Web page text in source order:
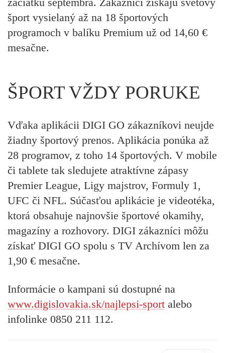
šport vysielaný až na 18 športových
programoch v balíku Premium už od 14,60 €
mesačne.
ŠPORT VŽDY PORUKE
Vďaka aplikácii DIGI GO zákazníkovi neujde
žiadny športový prenos. Aplikácia ponúka až
28 programov, z toho 14 športových. V mobile
či tablete tak sledujete atraktívne zápasy
Premier League, Ligy majstrov, Formuly 1,
UFC či NFL. Súčasťou aplikácie je videotéka,
ktorá obsahuje najnovšie športové okamihy,
magazíny a rozhovory. DIGI zákazníci môžu
získať DIGI GO spolu s TV Archívom len za
1,90 € mesačne.
Informácie o kampani sú dostupné na
www.digislovakia.sk/najlepsi-sport alebo
infolinke 0850 211 112.